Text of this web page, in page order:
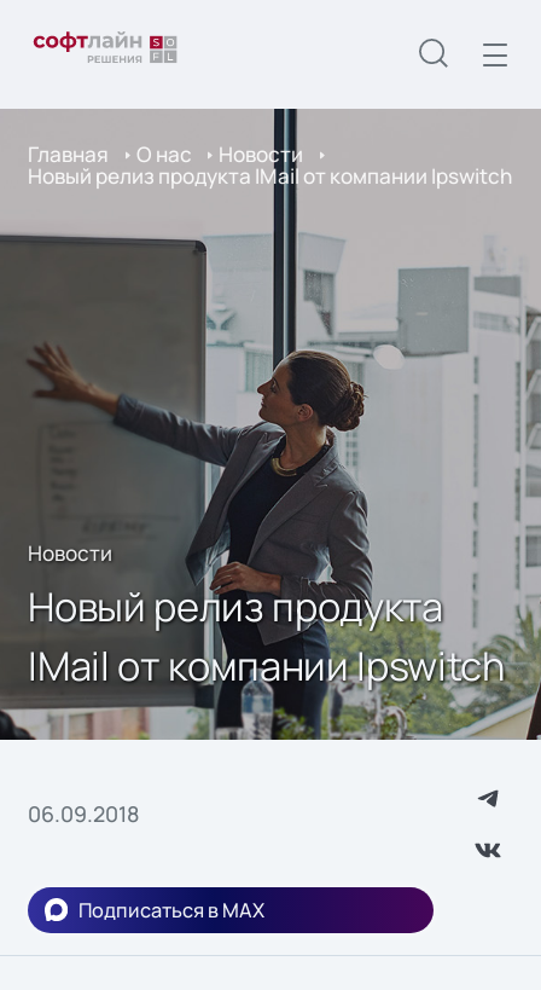
Главная О нас Новости
Новый релиз продукта IMail от компании Ipswitch
Новости
Новый релиз продукта
IMail от компании Ipswitch
06.09.2018
Подписаться в MAX